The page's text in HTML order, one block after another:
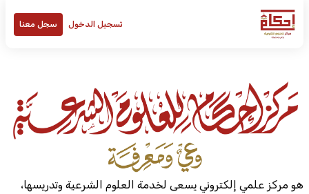
تسجيل الدخول سجل معنا
هو مركز علمي إلكتروني يسعى لخدمة العلوم الشرعية وتدريسها،